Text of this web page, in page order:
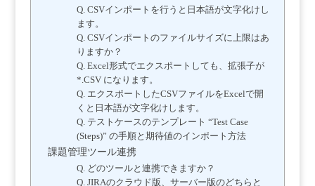
Q. CSVインポートを行うと日本語が文字化けし
ます。
Q. CSVインポートのファイルサイズに上限はあ
りますか？
Q. Excel形式でエクスポートしても、拡張子が
*.CSV になります。
Q. エクスポートしたCSVファイルをExcelで開
くと日本語が文字化けします。
Q. テストケースのテンプレート “Test Case
(Steps)” の手順と期待値のインポート方法
課題管理ツール連携
Q. どのツールと連携できますか？
Q. JIRAのクラウド版、サーバー版のどちらと